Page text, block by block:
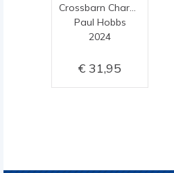
Crossbarn Chardonnay
Paul Hobbs
2024
31,95